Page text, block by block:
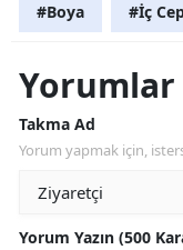
#Boya #İç
Yorumlar
Takma Ad
Yorum yapmak için,
Yorum Yazın (500